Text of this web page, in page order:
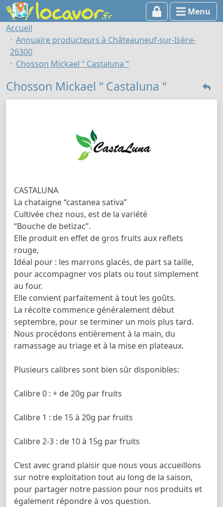
Menu
Accueil
Annuaire producteurs à Châteauneuf-sur-Isère-
26300
Chosson Mickael “ Castaluna “
Chosson Mickael “ Castaluna “
CASTALUNA
La chataigne “castanea sativa”
Cultivée chez nous, est de la variété
“Bouche de betizac”.
Elle produit en effet de gros fruits aux reflets
rouge,
Idéal pour : les marrons glacés, de part sa taille,
pour accompagner vos plats ou tout simplement
au four.
Elle convient parfaitement à tout les goûts.
La récolte commence généralement début
septembre, pour se terminer un mois plus tard.
Nous procédons entièrement à la main, du
ramassage au triage et à la mise en plateaux.
Plusieurs calibres sont bien sûr disponibles:
Calibre 0 : + de 20g par fruits
Calibre 1 : de 15 à 20g par fruits
Calibre 2-3 : de 10 à 15g par fruits
C’est avec grand plaisir que nous vous accueillons
sur notre exploitation tout au long de la saison,
pour partager notre passion pour nos produits et
également répondre à vos question.